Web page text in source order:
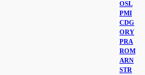
OSL
PMI
CDG
ORY
PRA
ROM
ARN
STR